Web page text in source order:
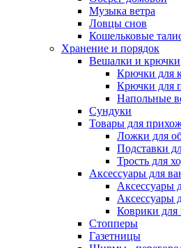
Музыка ветра
Ловцы снов
Кошельковые
Хранение и порядок
Вешалки и крючки
Крючки для
Крючки для
Напольные
Сундуки
Товары для
Ложки для
Подставки
Трость для
Аксессуары для
Аксессуары
Аксессуары
Коврики для
Стопперы
Газетницы